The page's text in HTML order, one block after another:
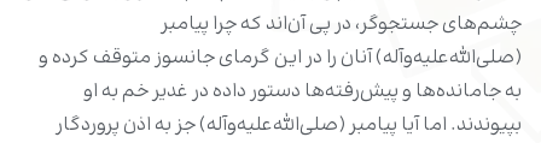
چشم‌های جستجوگر، در پی آن‌اند که چرا پیامبر
(صلی‌الله‌علیه‌وآله) آنان را در این گرمای جانسوز متوقف کرده و
به جامانده‌ها و پیش‌رفته‌ها دستور داده در غدیر خم به او
بپیوندند. اما آیا پیامبر (صلی‌الله‌علیه‌وآله) جز به اذن پروردگار